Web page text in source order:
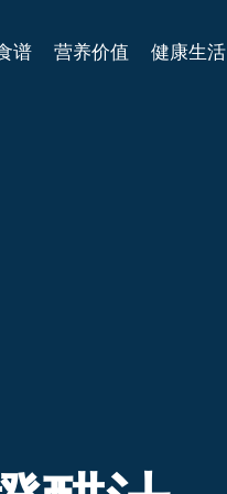
谱 营养价值 健康生活